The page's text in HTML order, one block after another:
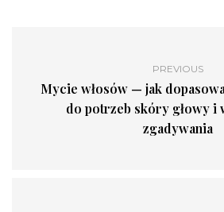
PREVIOUS
Mycie włosów — jak
do potrzeb skóry głowy i
zgadywania